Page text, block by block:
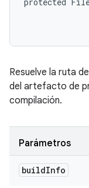
Resuelve la ruta
del artefacto de
compilación.
Parámetros
buildInfo